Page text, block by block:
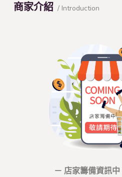
商家介紹 / Introduction
－ 店家籌備資訊